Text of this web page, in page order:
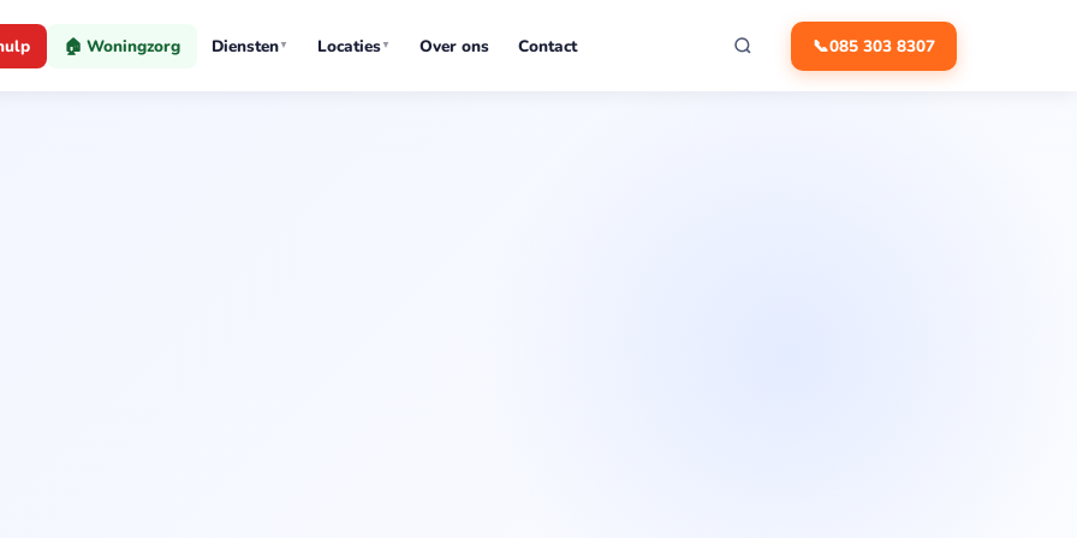
🏠 Woningzorg Diensten▼ Locaties▼ Over ons Contact 📞085 303 8307